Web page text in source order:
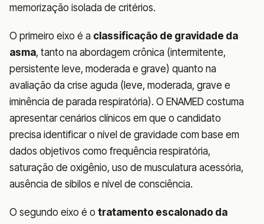
memorização isolada de critérios.
O primeiro eixo é a classificação de gravidade da
asma, tanto na abordagem crônica (intermitente,
persistente leve, moderada e grave) quanto na
avaliação da crise aguda (leve, moderada, grave e
iminência de parada respiratória). O ENAMED costuma
apresentar cenários clínicos em que o candidato
precisa identificar o nível de gravidade com base em
dados objetivos como frequência respiratória,
saturação de oxigênio, uso de musculatura acessória,
ausência de sibilos e nível de consciência.
O segundo eixo é o tratamento escalonado da